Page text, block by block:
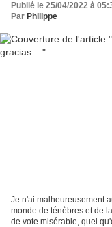
Publié le 25/04/2022 à
Par Philippe
Je n'ai malheureusement
monde de ténèbres et de
de vote misérable, quel